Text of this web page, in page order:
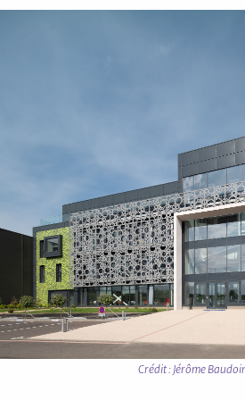
Crédit : Jérôme